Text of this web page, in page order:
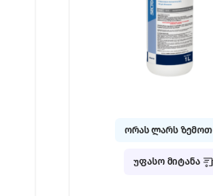
ორას ლარს ზემოთ
უფასო მიტანა